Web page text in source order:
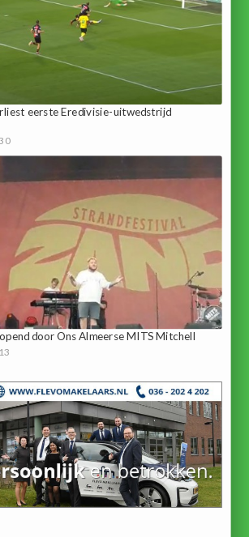
eerste Eredivisie-uitwedstrijd
door Ons Almeerse MITS Mitchell